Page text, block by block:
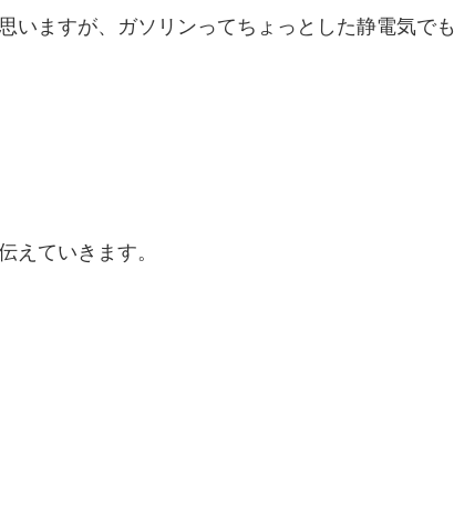
いますが、ガソリンってちょっとした静電気でも
えていきます。